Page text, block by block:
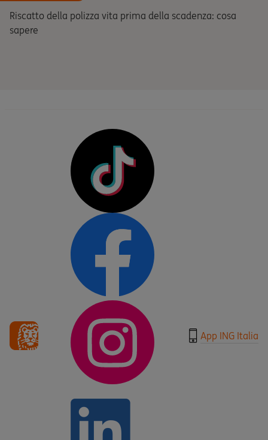
Riscatto della polizza vita prima della scadenza: cosa
sapere
App ING Italia